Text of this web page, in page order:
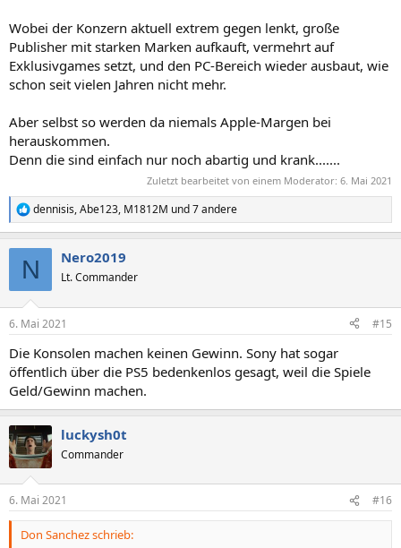
Wobei der Konzern aktuell extrem gegen lenkt, große
Publisher mit starken Marken aufkauft, vermehrt auf
Exklusivgames setzt, und den PC-Bereich wieder ausbaut, wie
schon seit vielen Jahren nicht mehr.
Aber selbst so werden da niemals Apple-Margen bei
herauskommen.
Denn die sind einfach nur noch abartig und krank.......
Zuletzt bearbeitet von einem Moderator: 6. Mai 2021
R
e
e
:
dennisis,Abe123, M1812M und 7 andere
N Nero2019
Lt. Commander
6. Mai 2021 #15
Die Konsolen machen keinen Gewinn. Sony hat sogar
öffentlich über die PS5 bedenkenlos gesagt, weil die Spiele
Geld/Gewinn machen.
luckysh0t
Commander
6. Mai 2021 #16
Don Sanchez schrieb: